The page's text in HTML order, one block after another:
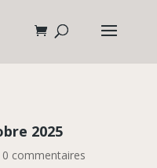
2025
0 commentaires